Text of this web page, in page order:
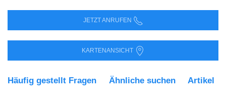
JETZT ANRUFEN
KARTENANSICHT
Häufig gestellt Fragen Ähnliche suchen Artikel